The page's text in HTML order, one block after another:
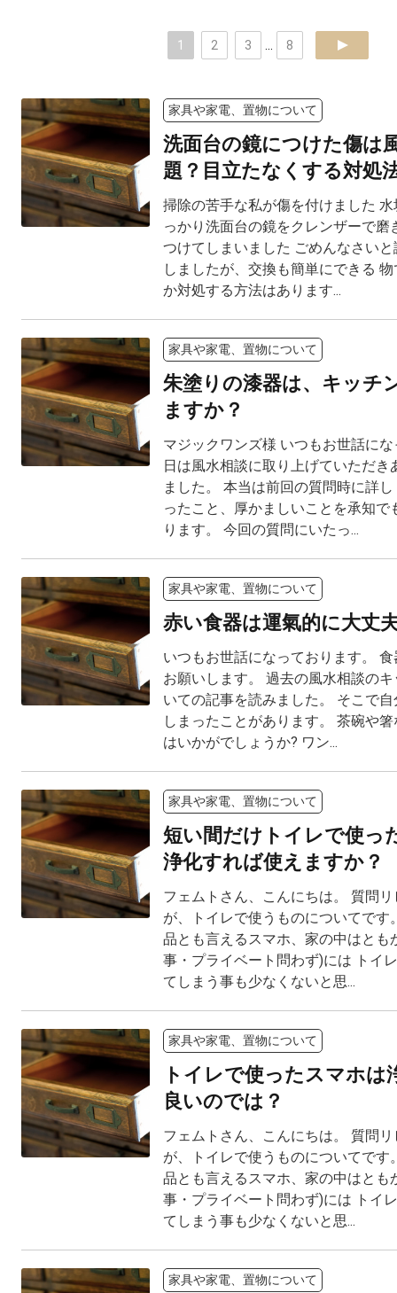
1 2 3 8 next
家具や家電、置物について
洗面台の鏡につけた傷は
題？目立たなくする対処
掃除の苦手な私が傷を付けました
っかり洗面台の鏡をクレンザーで磨
つけてしまいました ごめんなさい
しましたが、交換も簡単にできる
か対処する方法はあります...
家具や家電、置物について
朱塗りの漆器は、キッチ
ますか？
マジックワンズ様 いつもお世話に
日は風水相談に取り上げていただき
ました。 本当は前回の質問時に詳
ったこと、厚かましいことを承知で
ります。 今回の質問にいたっ...
家具や家電、置物について
赤い食器は運氣的に大丈
いつもお世話になっております。
お願いします。 過去の風水相談の
いての記事を読みました。 そこで
しまったことがあります。 茶碗や
はいかがでしょうか? ワン...
家具や家電、置物について
短い間だけトイレで使っ
浄化すれば使えますか？
フェムトさん、こんにちは。 質問
が、トイレで使うものについてです
品とも言えるスマホ、家の中はとも
事・プライベート問わず)には トイ
てしまう事も少なくないと思...
家具や家電、置物について
トイレで使ったスマホは
良いのでは？
フェムトさん、こんにちは。 質問
が、トイレで使うものについてです
品とも言えるスマホ、家の中はとも
事・プライベート問わず)には トイ
てしまう事も少なくないと思...
家具や家電、置物について